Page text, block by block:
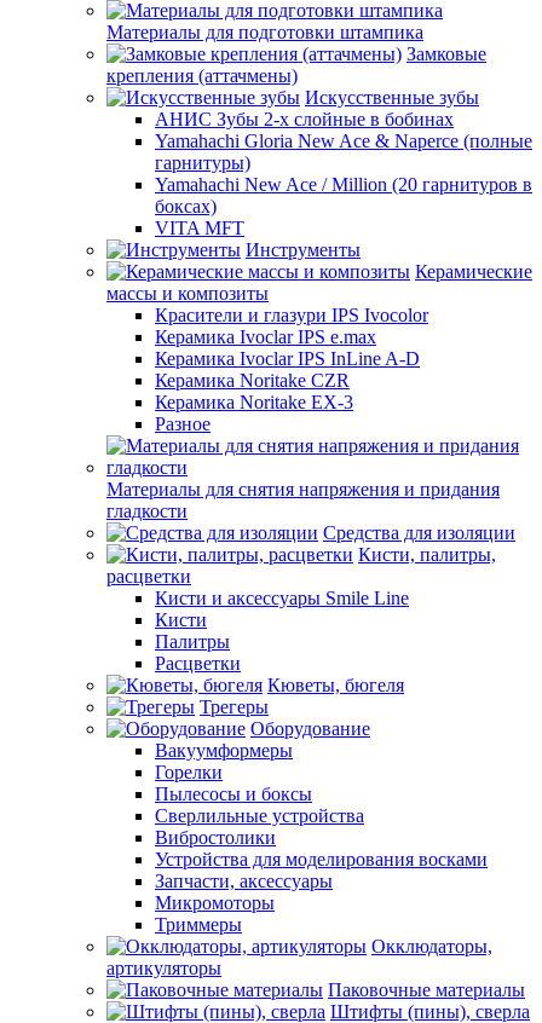
Материалы для подготовки штампика
Замковые
крепления (аттачмены)
Искусственные зубы
АНИС Зубы 2-х слойные в бобинах
Yamahachi Gloria New Ace & Naperce (полные
гарнитуры)
Yamahachi New Ace / Million (20 гарнитуров в
боксах)
VITA MFT
Инструменты
Керамические
массы и композиты
Красители и глазури IPS Ivocolor
Керамика Ivoclar IPS e.max
Керамика Ivoclar IPS InLine A-D
Керамика Noritake CZR
Керамика Noritake EX-3
Разное
Материалы для снятия напряжения и придания
гладкости
Средства для изоляции
Кисти, палитры,
расцветки
Кисти и аксессуары Smile Line
Кисти
Палитры
Расцветки
Кюветы, бюгеля
Трегеры
Оборудование
Вакуумформеры
Горелки
Пылесосы и боксы
Сверлильные устройства
Вибростолики
Устройства для моделирования восками
Запчасти, аксессуары
Микромоторы
Триммеры
Окклюдаторы,
артикуляторы
Паковочные материалы
Штифты (пины), сверла